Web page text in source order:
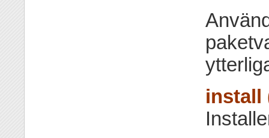
install